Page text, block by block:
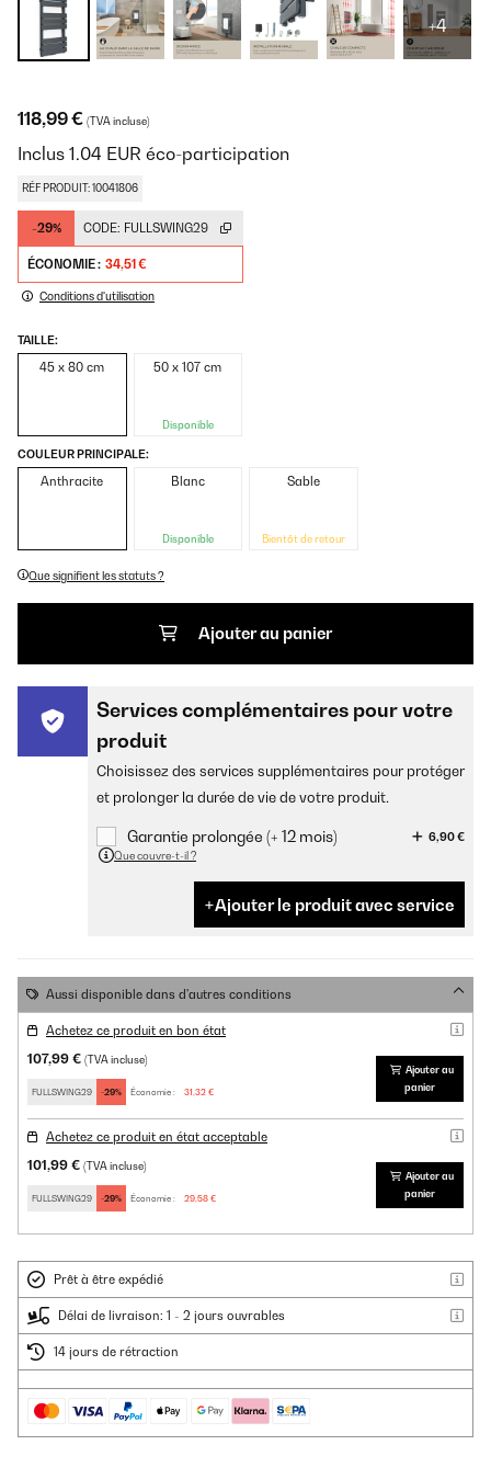
+4
118,99 € (TVA incluse)
Inclus 1.04 EUR éco-participation
RÉF PRODUIT: 10041806
-29% CODE: FULLSWING29
ÉCONOMIE : 34,51 €
Conditions d'utilisation
TAILLE:
45 x 80 cm 50 x 107 cm
Disponible
COULEUR PRINCIPALE:
Anthracite Blanc
Disponible
Sable
Bientôt de retour
Que signifient les statuts ?
Ajouter au panier
Services complémentaires pour votre
produit
Choisissez des services supplémentaires pour protéger
et prolonger la durée de vie de votre produit.
Garantie prolongée (+ 12 mois)
6,90 €
Que couvre-t-il ?
Ajouter le produit avec service
Aussi disponible dans d'autres conditions
Achetez ce produit en bon état
107,99 € (TVA incluse)
FULLSWING29 -29% Économie : 31,32 €
Ajouter au
panier
Achetez ce produit en état acceptable
101,99 € (TVA incluse)
FULLSWING29 -29% Économie : 29,58 €
Ajouter au
panier
Prêt à être expédié
Délai de livraison: 1 - 2 jours ouvrables
14 jours de rétraction